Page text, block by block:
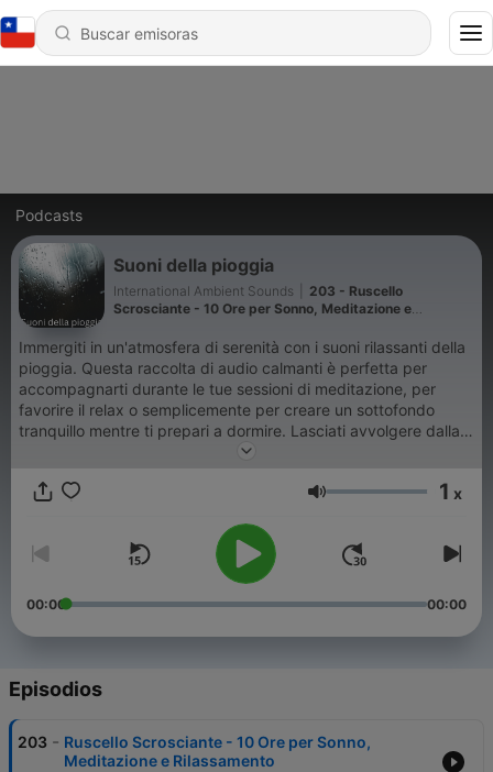
Podcasts
Suoni della pioggia
International Ambient Sounds
203 - Ruscello
Scrosciante - 10 Ore per Sonno, Meditazione e
Immergiti in un'atmosfera di serenità con i suoni rilassanti della
pioggia. Questa raccolta di audio calmanti è perfetta per
accompagnarti durante le tue sessioni di meditazione, per
favorire il relax o semplicemente per creare un sottofondo
tranquillo mentre ti prepari a dormire. Lasciati avvolgere dalla
dolce melodia delle gocce che cadono, mentre il mondo
suoni della natura possono trasformare il tuo spazio in un
Volumen 1 x
00:00 00:00
Episodios
203 - Ruscello Scrosciante - 10 Ore per Sonno,
Meditazione e Rilassamento